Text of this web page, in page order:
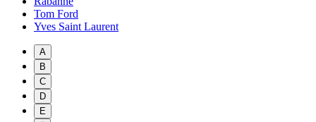
Tom Ford
Yves Saint Laurent
A
B
C
D
E